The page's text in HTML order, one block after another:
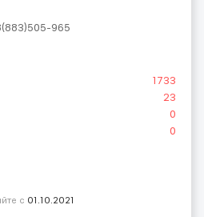
965
1733
23
0
0
с 01.10.2021